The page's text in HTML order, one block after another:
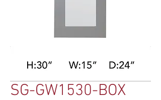
SG-GW1530-BOX